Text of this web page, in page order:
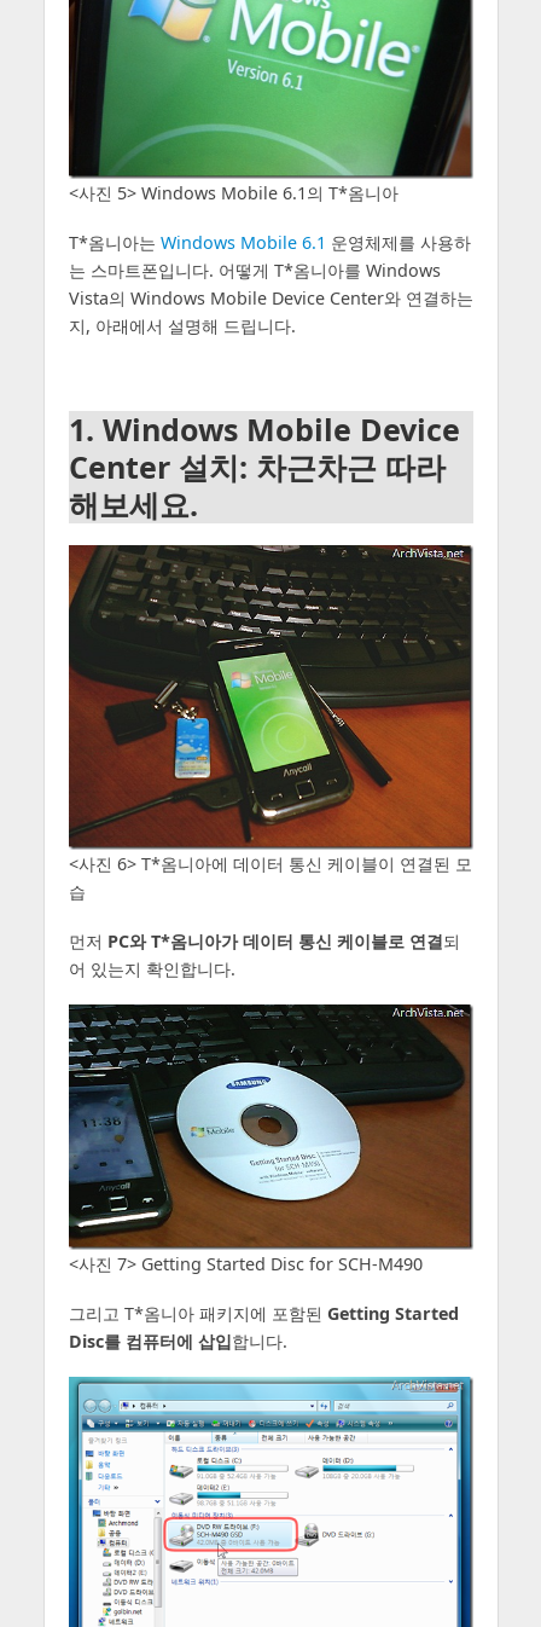
<사진 5> Windows Mobile 6.1의 T*옴니아
T*옴니아는 Windows Mobile 6.1 운영체제를 사용하
는 스마트폰입니다. 어떻게 T*옴니아를 Windows
Vista의 Windows Mobile Device Center와 연결하는
지, 아래에서 설명해 드립니다.
1. Windows Mobile Device
Center 설치: 차근차근 따라
해보세요.
<사진 6> T*옴니아에 데이터 통신 케이블이 연결된 모
습
먼저 PC와 T*옴니아가 데이터 통신 케이블로 연결되
어 있는지 확인합니다.
<사진 7> Getting Started Disc for SCH-M490
그리고 T*옴니아 패키지에 포함된 Getting Started
Disc를 컴퓨터에 삽입합니다.